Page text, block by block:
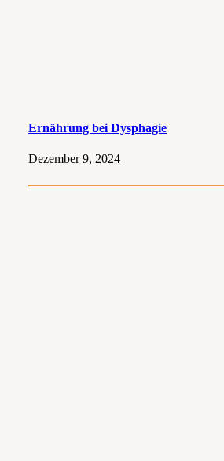
Ernährung bei Dysphagie
Dezember 9, 2024